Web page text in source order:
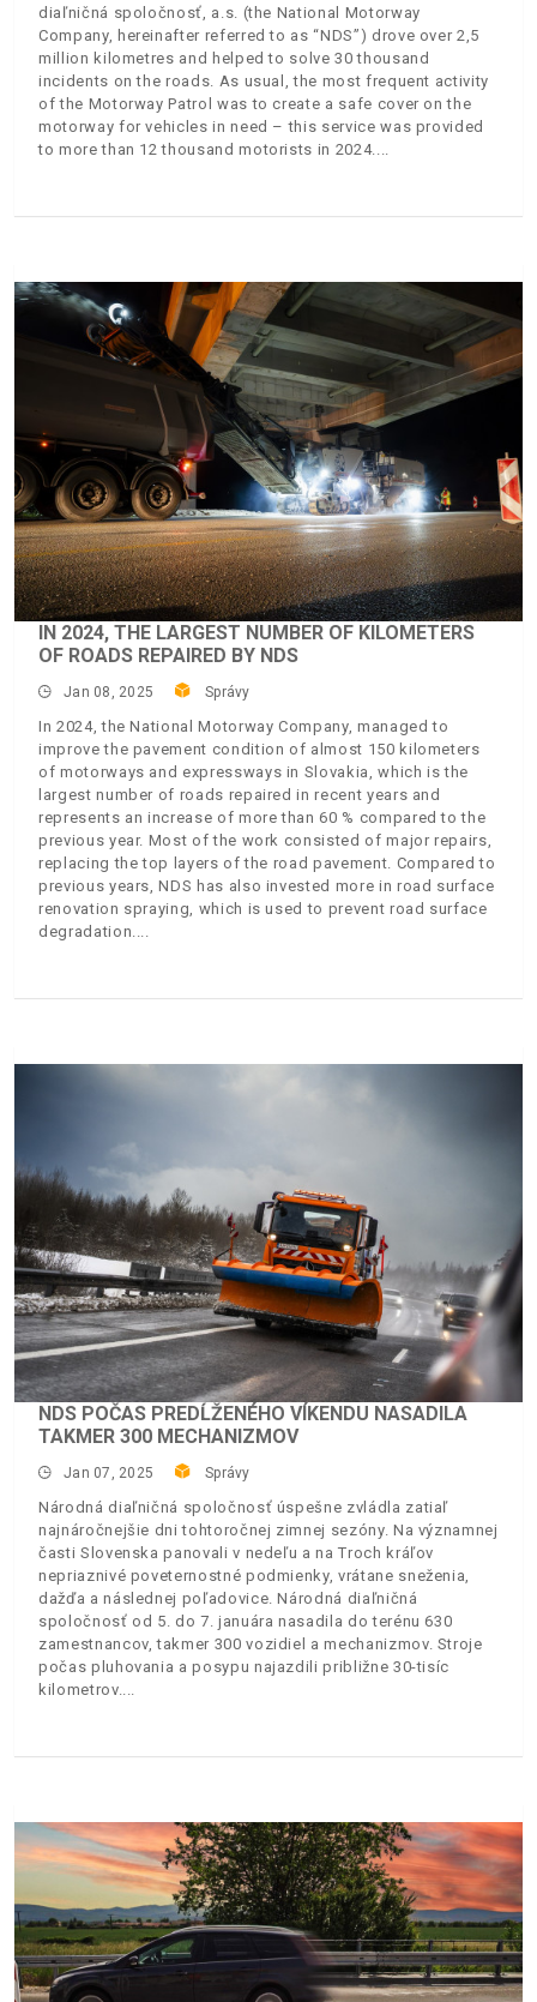
diaľničná spoločnosť, a.s. (the National Motorway
Company, hereinafter referred to as “NDS”) drove over 2,5
million kilometres and helped to solve 30 thousand
incidents on the roads. As usual, the most frequent activity
of the Motorway Patrol was to create a safe cover on the
motorway for vehicles in need – this service was provided
to more than 12 thousand motorists in 2024.
IN 2024, THE LARGEST NUMBER OF KILOMETERS
OF ROADS REPAIRED BY NDS
Jan 08, 2025 Správy
In 2024, the National Motorway Company, managed to
improve the pavement condition of almost 150 kilometers
of motorways and expressways in Slovakia, which is the
largest number of roads repaired in recent years and
represents an increase of more than 60 % compared to the
previous year. Most of the work consisted of major repairs,
replacing the top layers of the road pavement. Compared to
previous years, NDS has also invested more in road surface
renovation spraying, which is used to prevent road surface
degradation.
NDS POČAS PREDĹŽENÉHO VÍKENDU NASADILA
TAKMER 300 MECHANIZMOV
Jan 07, 2025 Správy
Národná diaľničná spoločnosť úspešne zvládla zatiaľ
najnáročnejšie dni tohtoročnej zimnej sezóny. Na významnej
časti Slovenska panovali v nedeľu a na Troch kráľov
nepriaznivé poveternostné podmienky, vrátane sneženia,
dažďa a následnej poľadovice. Národná diaľničná
spoločnosť od 5. do 7. januára nasadila do terénu 630
zamestnancov, takmer 300 vozidiel a mechanizmov. Stroje
počas pluhovania a posypu najazdili približne 30-tisíc
kilometrov.